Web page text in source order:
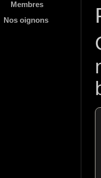
Membres
Nos oignons